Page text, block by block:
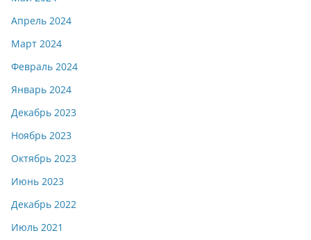
Апрель 2024
Март 2024
Февраль 2024
Январь 2024
Декабрь 2023
Ноябрь 2023
Октябрь 2023
Июнь 2023
Декабрь 2022
Июль 2021